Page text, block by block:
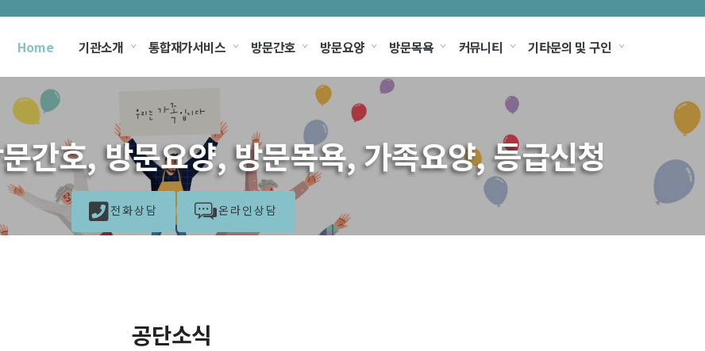
Home 기관소개 통합재가서비스 방문간호 방문요양 방문목욕 커뮤니티 기타문의 및 구인
간호, 방문요양, 방문목욕, 가족요양, 등급신청
전화상담 온라인상담
공단소식